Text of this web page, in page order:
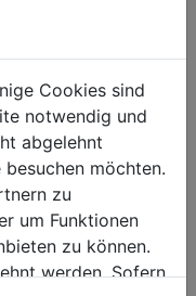
Cookies sind
notwendig und
abgelehnt
möchten.
zu
um Funktionen
zu können.
werden. Sofern